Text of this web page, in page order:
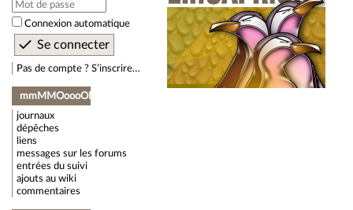
Connexion automatique
Pas de compte ? S’inscrire…
mmMMOoooOMMmm
journaux
dépêches
liens
messages sur les forums
entrées du suivi
ajouts au wiki
commentaires